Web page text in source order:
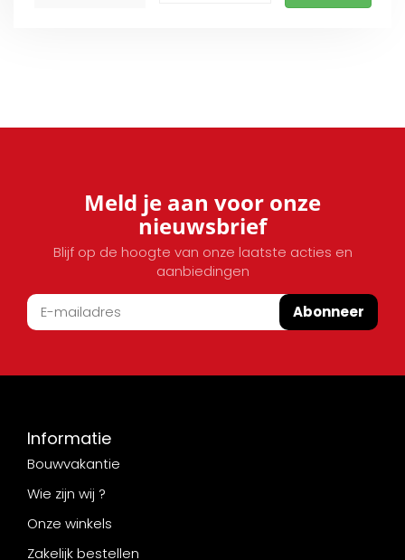
Meld je aan voor onze
nieuwsbrief
Blijf op de hoogte van onze laatste acties en
aanbiedingen
Abonneer
Informatie
Bouwvakantie
Wie zijn wij ?
Onze winkels
Zakelijk bestellen